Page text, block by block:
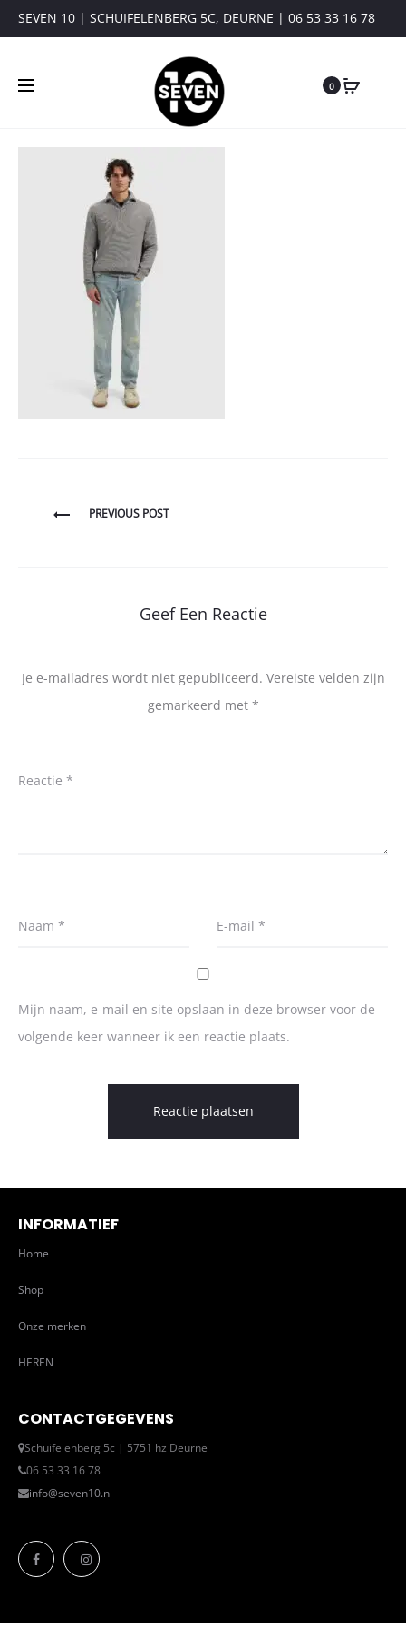
SEVEN 10 | SCHUIFELENBERG 5C, DEURNE | 06 53 33 16 78
0
BerichtPREVIOUS POST
Geef Een Reactie
Je e-mailadres wordt niet gepubliceerd. Vereiste velden zijn
gemarkeerd met *
Reactie *
Naam * E-mail *
Mijn naam, e-mail en site opslaan in deze browser voor de
volgende keer wanneer ik een reactie plaats.
INFORMATIEF
Home
Shop
Onze merken
HEREN
CONTACTGEGEVENS
Schuifelenberg 5c | 5751 hz Deurne
06 53 33 16 78
info@seven10.nl